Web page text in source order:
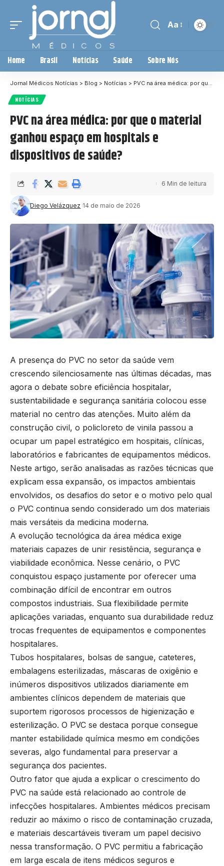
Aa
Home Brasil Notícias Saúde Sobre Nós
Jornal Médicos Notícias > Blog > Notícias > PVC na área médica: por que o material ganhou espaço em hospitais e dispositivos de saúde?
NOTÍCIAS
PVC na área médica: por que o material
ganhou espaço em hospitais e
dispositivos de saúde?
Diego Velázquez 14 de maio de 2026
6 Min de leitura
A presença do PVC no setor da saúde vem
crescendo silenciosamente nas últimas décadas, mas
agora o debate sobre eficiência hospitalar,
sustentabilidade e segurança sanitária colocou esse
material no centro das atenções. Muito além da
construção civil, o policloreto de vinila passou a
ocupar um papel estratégico em hospitais, clínicas,
laboratórios e fabricantes de equipamentos médicos.
Neste artigo, serão analisadas as razões técnicas que
explicam essa expansão, os impactos ambientais
envolvidos, os desafios do setor e o motivo pelo qual
o PVC continua sendo considerado um dos materiais
mais versáteis da medicina moderna.
A evolução tecnológica da área médica exige
materiais capazes de unir resistência, segurança e
viabilidade econômica. Nesse cenário, o PVC
conquistou espaço justamente por oferecer uma
combinação difícil de encontrar em outros
compostos industriais. Sua flexibilidade permite
aplicações variadas, enquanto sua durabilidade reduz
trocas frequentes de equipamentos e componentes
hospitalares.
Tubos hospitalares, bolsas de sangue, cateteres,
embalagens esterilizadas, máscaras de oxigênio e
inúmeros dispositivos utilizados diariamente em
ambientes clínicos dependem de materiais que
suportem rigorosos processos de higienização e
esterilização. O PVC se destaca porque consegue
manter estabilidade química mesmo em condições
severas, algo fundamental para preservar a
segurança dos pacientes.
Outro fator que ajuda a explicar o crescimento do
PVC na saúde está relacionado ao controle de
infecções hospitalares. Ambientes médicos precisam
reduzir ao máximo o risco de contaminação cruzada,
e materiais descartáveis tiveram um papel decisivo
nessa transformação. O PVC permitiu a fabricação
em larga escala de itens médicos seguros e